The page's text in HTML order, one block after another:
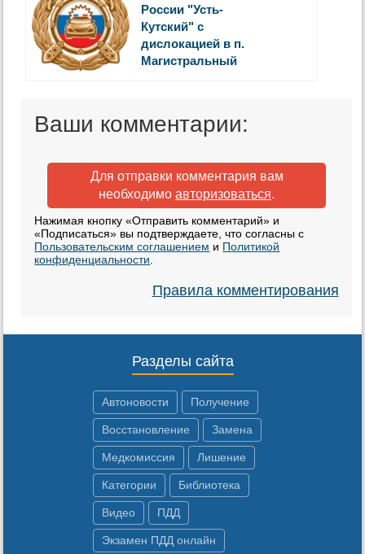
России "Усть-
Кутский" с
дислокацией в п.
Магистральный
Ваши комментарии:
Для отправки комментария вам
необходимо авторизоваться.
Нажимая кнопку «Отправить комментарий» и
«Подписаться» вы подтверждаете, что согласны с
Пользовательским соглашением и Политикой
конфиденциальности
Правила комментирования
Разделы сайта
Автоновости Получение
Восстановление Замена
Медкомиссия Лишение
Категории Библиотека
Видео ПДД
Экзамен ПДД онлайн